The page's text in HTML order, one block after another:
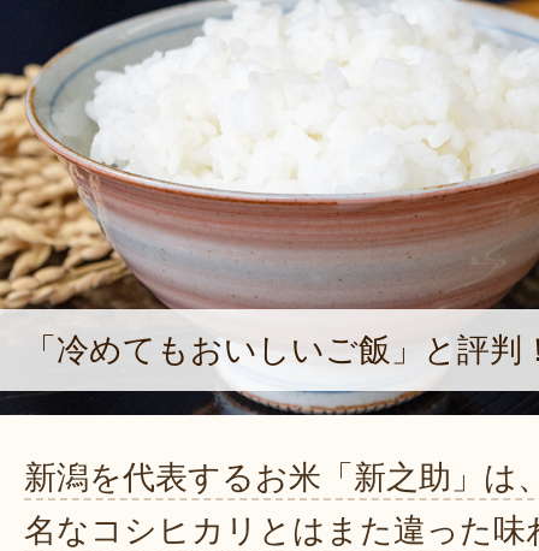
「冷めてもおいしいご飯」と評判
新潟を代表するお米「新之助」は
名なコシヒカリとはまた違った味